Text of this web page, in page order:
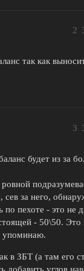
2
так как
3
будет из за
за него,
пехоте - это не
- 50\50. Это
упоминаю.
в ЗБТ (а там его
добавить углов